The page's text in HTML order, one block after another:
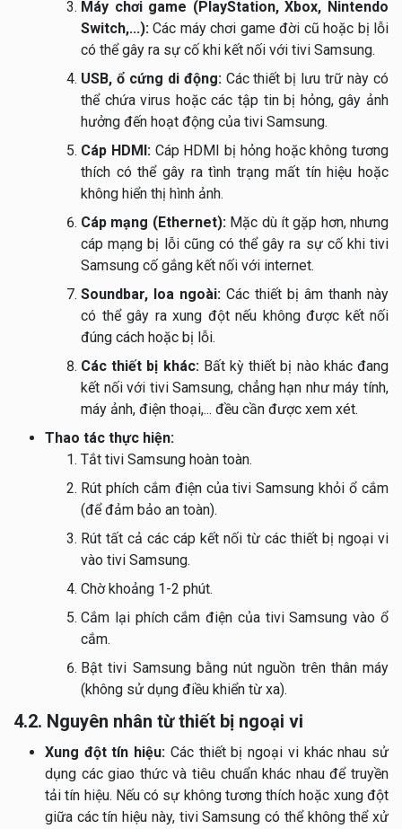
Máy chơi game (PlayStation, Xbox, Nintendo
Switch,...):Các máy chơi game đời cũ hoặc bị lỗi
có thể gây ra sự cố khi kết nối với tivi Samsung.
USB, ổ cứng di động: Các thiết bị lưu trữ này có
thể chứa virus hoặc các tập tin bị hỏng, gây ảnh
hưởng đến hoạt động của tivi Samsung.
Cáp HDMI: Cáp HDMI bị hỏng hoặc không tương
thích có thể gây ra tình trạng mất tín hiệu hoặc
không hiển thị hình ảnh.
Cáp mạng (Ethernet):Mặc dù ít gặp hơn, nhưng
cáp mạng bị lỗi cũng có thể gây ra sự cố khi tivi
Samsung cố gắng kết nối với internet.
Soundbar, loa ngoài: Các thiết bị âm thanh này
có thể gây ra xung đột nếu không được kết nối
đúng cách hoặc bị lỗi.
Các thiết bị khác:Bất kỳ thiết bị nào khác đang
kết nối với tivi Samsung, chẳng hạn như máy tính,
máy ảnh, điện thoại,... đều cần được xem xét.
Thao tác thực hiện:
Tắt tivi Samsung hoàn toàn.
Rút phích cắm điện của tivi Samsung khỏi ổ cắm
(để đảm bảo an toàn).
Rút tất cả các cáp kết nối từ các thiết bị ngoại vi
vào tivi Samsung.
Chờ khoảng 1-2 phút.
Cắm lại phích cắm điện của tivi Samsung vào ổ
cắm.
Bật tivi Samsung bằng nút nguồn trên thân máy
(không sử dụng điều khiển từ xa).
4.2. Nguyên nhân từ thiết bị ngoại vi
Xung đột tín hiệu: Các thiết bị ngoại vi khác nhau sử
dụng các giao thức và tiêu chuẩn khác nhau để truyền
tải tín hiệu. Nếu có sự không tương thích hoặc xung đột
giữa các tín hiệu này, tivi Samsung có thể không thể xử